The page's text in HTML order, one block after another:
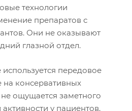
технологии
препаратов с
Они не оказывают
глазной отдел.
передовое
на консервативных
ощущается заметного
у пациентов.